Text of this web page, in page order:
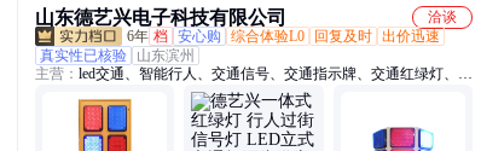
山东德艺兴电子科技有限公司
洽谈
6年 档 安心购 综合体验L0 回复及时 出价迅速
真实性已核验
山东滨州
主营： led交通、智能行人、交通信号、交通指示牌、交通红绿灯、过
街一体灯、移动红绿灯、移动信号灯、太阳能红绿灯、信号灯控制
器、太阳能信号灯、信号控制机、交通标志杆、交通标识牌、联网控
制机、信号控制器、无线信号机、交通标志牌、智能联网信号、标志